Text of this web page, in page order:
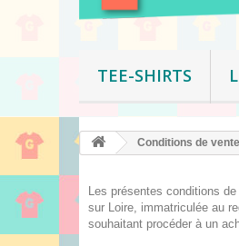
TEE-SHIRTS
Conditions de vente
Les présentes conditions
sur Loire, immatriculée au
souhaitant procéder à un